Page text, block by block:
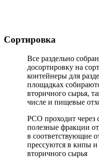
Сортировка
Все раздельно
досортировку на
контейнеры для
площадках
вторичного сырья,
числе и пищевые
РСО проходит через
полезные фракции
в соответствующие
прессуются в кипы и
вторичного сырья